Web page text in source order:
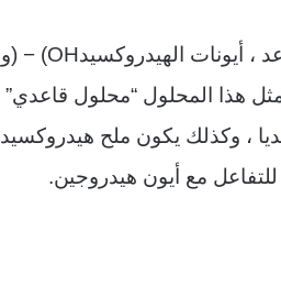
، أيونات الهيدروكسيد(OH
−
)
هذا المحلول “محلول قاعدي”
، وكذلك يكون ملح
مع أيون هيدروجين.